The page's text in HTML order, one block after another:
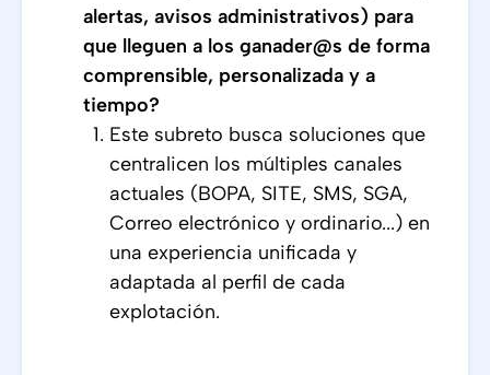
alertas, avisos administrativos) para
que lleguen a los ganader@s de forma
comprensible, personalizada y a
tiempo?
Este subreto busca soluciones que
centralicen los múltiples canales
actuales (BOPA, SITE, SMS, SGA,
Correo electrónico y ordinario...) en
una experiencia unificada y
adaptada al perfil de cada
explotación.